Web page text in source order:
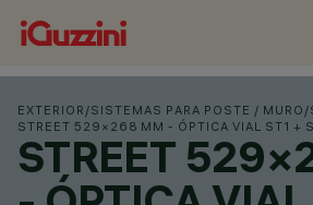
EXTERIOR /SISTEMAS PARA POSTE / MURO /
STREET 529×268 MM - ÓPTICA VIAL ST1 +
STREET